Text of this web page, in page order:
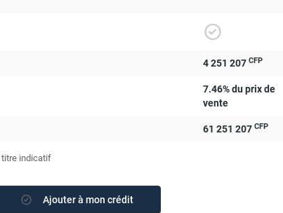
4 251 207 CFP
7.46% du prix de
vente
61 251 207 CFP
titre indicatif
Ajouter à mon crédit